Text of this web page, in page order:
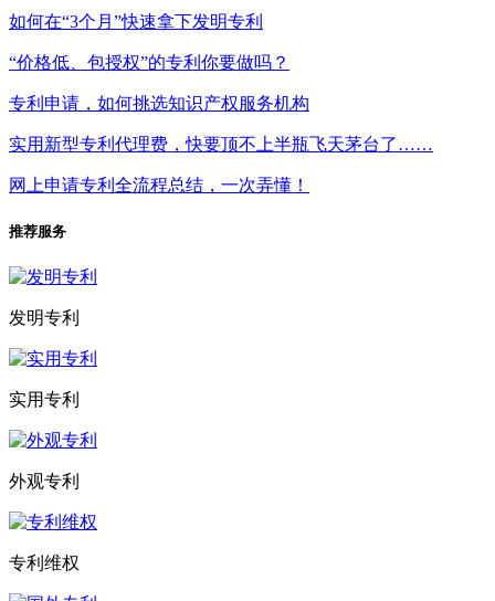
如何在“3个月”快速拿下发明专利
“价格低、包授权”的专利你要做吗？
专利申请，如何挑选知识产权服务机构
实用新型专利代理费，快要顶不上半瓶飞天茅台了……
网上申请专利全流程总结，一次弄懂！
推荐服务
发明专利
实用专利
外观专利
专利维权